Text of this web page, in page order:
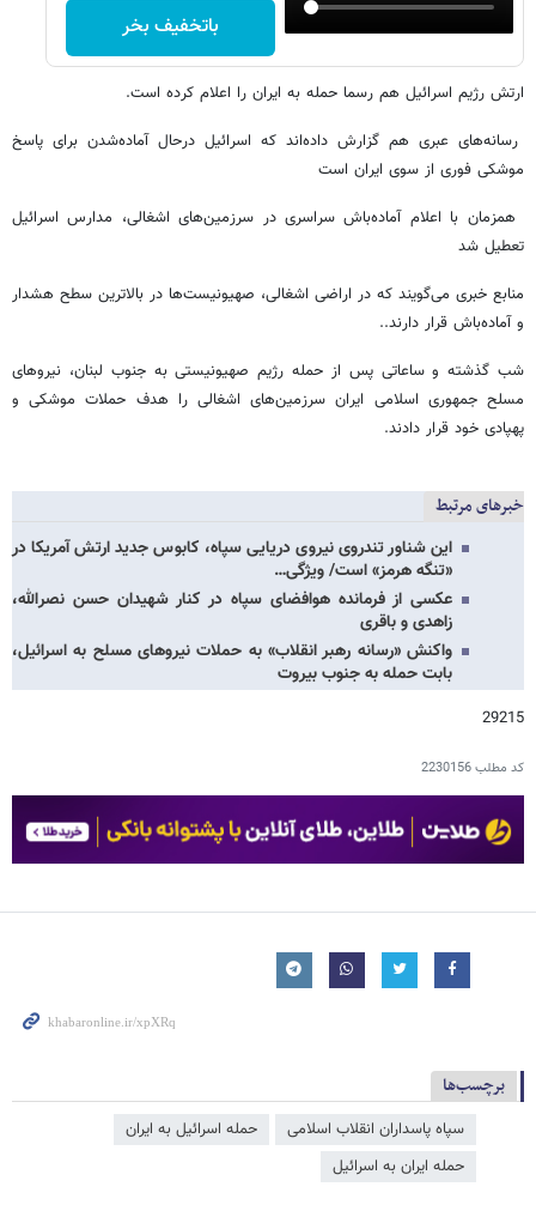
باتخفیف بخر
ارتش رژیم اسرائیل هم رسما حمله به ایران را اعلام کرده است.
رسانه‌های عبری هم گزارش داده‌اند که اسرائیل درحال آماده‌شدن برای پاسخ
موشکی فوری از سوی ایران است
‌ همزمان با اعلام آماده‌باش سراسری در سرزمین‌های اشغالی، مدارس اسرائیل
تعطیل شد
منابع خبری می‌گویند که در اراضی اشغالی، صهیونیست‌ها در بالاترین سطح هشدار
و آماده‌باش قرار دارند..
شب گذشته و ساعاتی پس از حمله رژیم صهیونیستی به جنوب لبنان، نیروهای
مسلح جمهوری اسلامی ایران سرزمین‌های اشغالی را هدف حملات موشکی و
پهپادی خود قرار دادند.
خبرهای مرتبط
این شناور تندروی نیروی دریایی سپاه، کابوس جدید ارتش آمریکا در
«تنگه هرمز» است/ ویژگی…
عکسی از فرمانده هوافضای سپاه در کنار شهیدان حسن نصرالله،
زاهدی و باقری
واکنش «رسانه رهبر انقلاب» به حملات نیروهای مسلح به اسرائیل،
بابت حمله به جنوب بیروت
29215
کد مطلب2230156
برچسب‌ها
سپاه پاسداران انقلاب اسلامی
حمله اسرائیل به ایران
حمله ایران به اسرائیل